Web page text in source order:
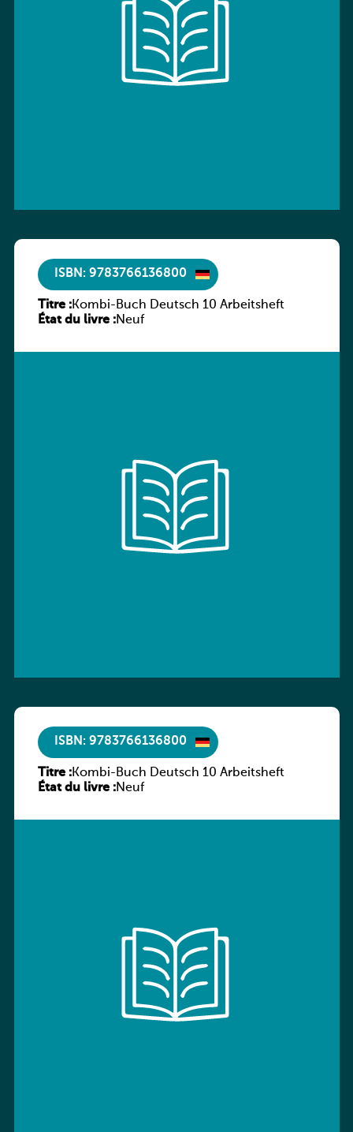
ISBN: 9783766136800
Titre :Kombi-Buch Deutsch 10 Arbeitsheft
État du livre :Neuf
ISBN: 9783766136800
Titre :Kombi-Buch Deutsch 10 Arbeitsheft
État du livre :Neuf